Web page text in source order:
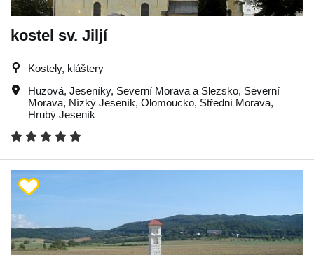
kostel sv. Jiljí
Kostely, kláštery
Huzová, Jeseníky, Severní Morava a Slezsko, Severní
Morava, Nízký Jeseník, Olomoucko, Střední Morava,
Hrubý Jeseník